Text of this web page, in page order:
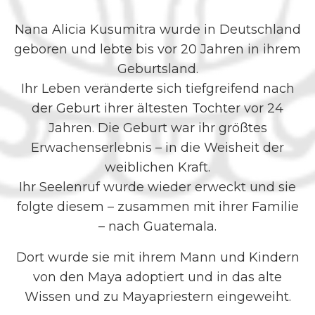
Nana Alicia Kusumitra wurde in Deutschland
geboren und lebte bis vor 20 Jahren in ihrem
Geburtsland.
Ihr Leben veränderte sich tiefgreifend nach
der Geburt ihrer ältesten Tochter vor 24
Jahren. Die Geburt war ihr größtes
Erwachenserlebnis – in die Weisheit der
weiblichen Kraft.
Ihr Seelenruf wurde wieder erweckt und sie
folgte diesem – zusammen mit ihrer Familie
– nach Guatemala.
Dort wurde sie mit ihrem Mann und Kindern
von den Maya adoptiert und in das alte
Wissen und zu Mayapriestern eingeweiht.